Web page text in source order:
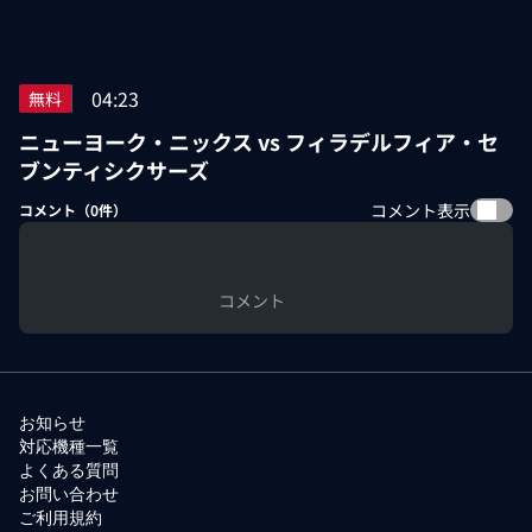
無料 04:23
ニューヨーク・ニックス vs フィラデルフィア・セ
ブンティシクサーズ
コメント（0件） コメント表示
コメント
お知らせ
対応機種一覧
よくある質問
お問い合わせ
ご利用規約